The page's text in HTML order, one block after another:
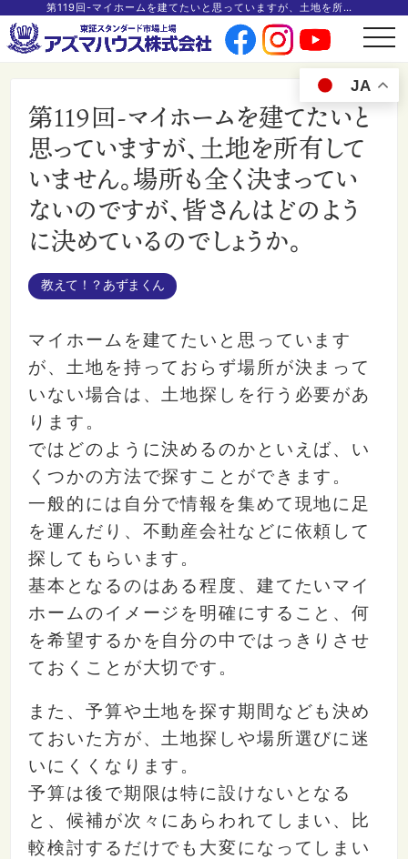
第119回-マイホームを建てたいと思っていますが、土地を所有していません。場所も全く決まっていないのですが、皆さんはどのように決めているのでしょうか。
t
o
g
l
JA
第119回-マイホームを建てたいと
思っていますが、土地を所有して
いません。場所も全く決まってい
ないのですが、皆さんはどのよう
に決めているのでしょうか。
教えて！？あずまくん
マイホームを建てたいと思っています
が、土地を持っておらず場所が決まって
いない場合は、土地探しを行う必要があ
ります。
ではどのように決めるのかといえば、い
くつかの方法で探すことができます。
一般的には自分で情報を集めて現地に足
を運んだり、不動産会社などに依頼して
探してもらいます。
基本となるのはある程度、建てたいマイ
ホームのイメージを明確にすること、何
を希望するかを自分の中ではっきりさせ
ておくことが大切です。
また、予算や土地を探す期間なども決め
ておいた方が、土地探しや場所選びに迷
いにくくなります。
予算は後で期限は特に設けないとなる
と、候補が次々にあらわれてしまい、比
較検討するだけでも大変になってしまい